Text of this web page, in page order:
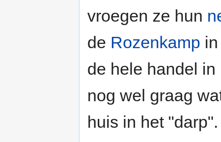
vroegen ze hun
de Rozenkamp
de hele handel
nog wel graag
huis in het "darp".